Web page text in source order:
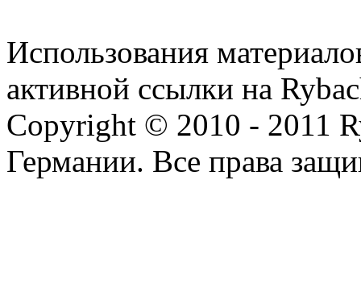
Использования
активной ссылки на
Copyright © 2010 - 2011
Германии. Все права